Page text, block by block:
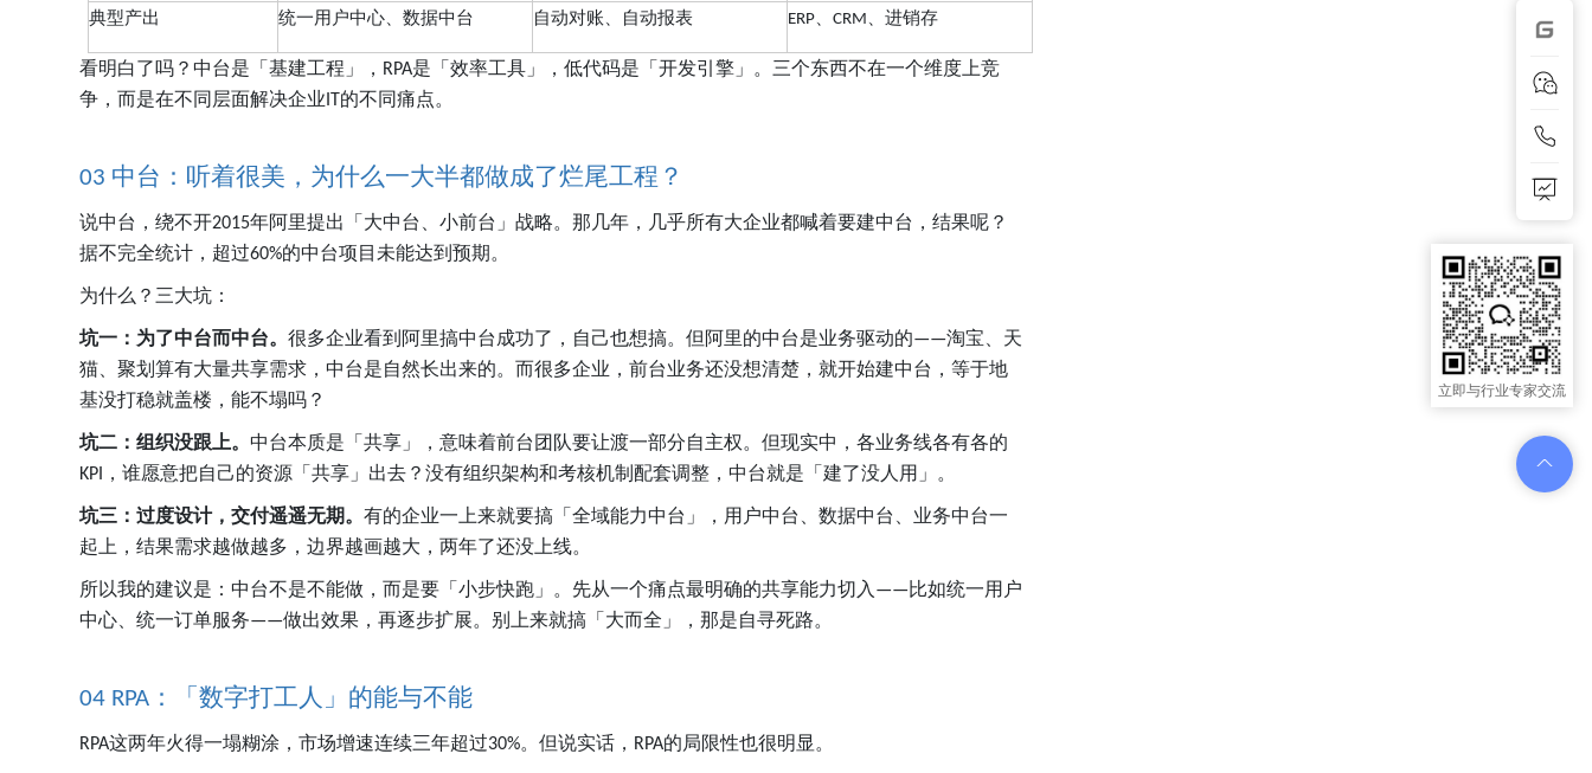
典型产出 统一用户中心、数据中台 自动对账、自动报表 ERP 、CRM 、进销存
看明白了吗？中台是「基建工程」， RPA是「效率工具」，低代码是「开发引擎」。三个东西不在一个维度上竞
争，而是在不同层面解决企业 IT的不同痛点。
03 中台：听着很美，为什么一大半都做成了烂尾工程？
说中台，绕不开2015年阿里提出「大中台、小前台」战略。那几年，几乎所有大企业都喊着要建中台，结果呢？
据不完全统计，超过60%的中台项目未能达到预期。
为什么？三大坑：
坑一：为了中台而中台。很多企业看到阿里搞中台成功了，自己也想搞。但阿里的中台是业务驱动的——淘宝、天
猫、聚划算有大量共享需求，中台是自然长出来的。而很多企业，前台业务还没想清楚，就开始建中台，等于地
基没打稳就盖楼，能不塌吗？
坑二：组织没跟上。中台本质是「共享」，意味着前台团队要让渡一部分自主权。但现实中，各业务线各有各的
KPI ，谁愿意把自己的资源「共享」出去？没有组织架构和考核机制配套调整，中台就是「建了没人用」。
坑三：过度设计，交付遥遥无期。有的企业一上来就要搞「全域能力中台」，用户中台、数据中台、业务中台一
起上，结果需求越做越多，边界越画越大，两年了还没上线。
所以我的建议是：中台不是不能做，而是要「小步快跑」。先从一个痛点最明确的共享能力切入 ——比如统一用户
中心、统一订单服务——做出效果，再逐步扩展。别上来就搞「大而全」，那是自寻死路。
04 RPA ：「数字打工人」的能与不能
RPA这两年火得一塌糊涂，市场增速连续三年超过30%。但说实话， RPA的局限性也很明显。
立即与行业专家交流